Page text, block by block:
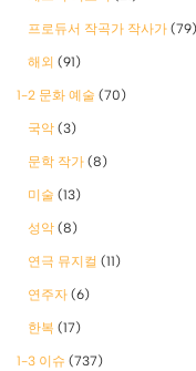
프로듀서 작곡가 작사가 (79)
해외 (91)
1-2 문화 예술 (70)
국악 (3)
문학 작가 (8)
미술 (13)
성악 (8)
연극 뮤지컬 (11)
연주자 (6)
한복 (17)
1-3 이슈 (737)